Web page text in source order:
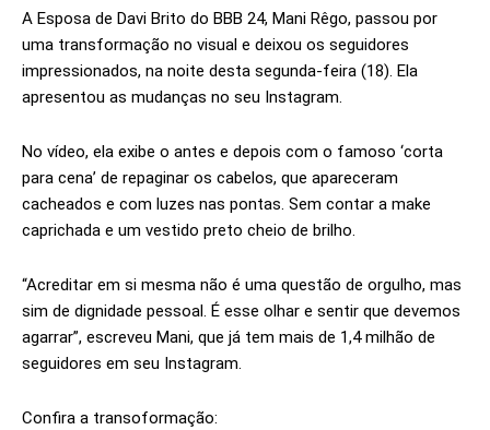
A Esposa de Davi Brito do BBB 24, Mani Rêgo, passou por
uma transformação no visual e deixou os seguidores
impressionados, na noite desta segunda-feira (18). Ela
apresentou as mudanças no seu Instagram.
No vídeo, ela exibe o antes e depois com o famoso ‘corta
para cena’ de repaginar os cabelos, que apareceram
cacheados e com luzes nas pontas. Sem contar a make
caprichada e um vestido preto cheio de brilho.
“Acreditar em si mesma não é uma questão de orgulho, mas
sim de dignidade pessoal. É esse olhar e sentir que devemos
agarrar”, escreveu Mani, que já tem mais de 1,4 milhão de
seguidores em seu Instagram.
Confira a transoformação: